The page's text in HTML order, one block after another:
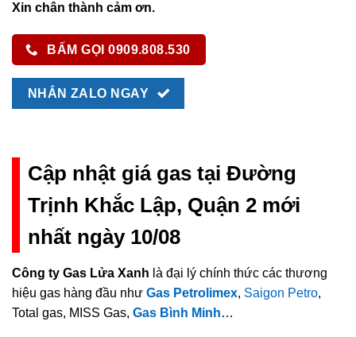
Xin chân thành cảm ơn.
BẤM GỌI 0909.808.530
NHẮN ZALO NGAY
Cập nhật giá gas tại Đường
Trịnh Khắc Lập, Quận 2 mới
nhất ngày 10/08
Công ty Gas Lửa Xanh là đại lý chính thức các thương
hiệu gas hàng đầu như Gas Petrolimex, Saigon Petro,
Total gas, MISS Gas, Gas Bình Minh…